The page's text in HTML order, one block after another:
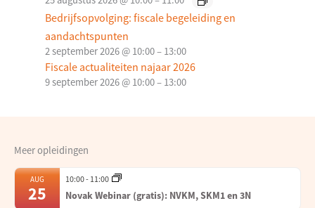
Bedrijfsopvolging: fiscale begeleiding en
aandachtspunten
2 september 2026 @ 10:00– 13:00
Fiscale actualiteiten najaar 2026
9 september 2026 @ 10:00– 13:00
Meer opleidingen
AUG
25
10:00- 11:00
Novak Webinar (gratis): NVKM, SKM1 en 3N